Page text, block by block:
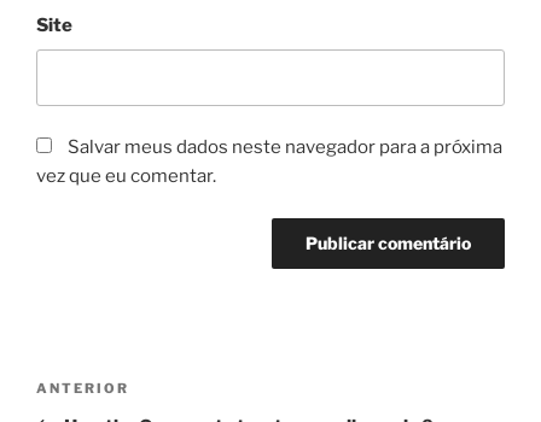
Site
Salvar meus dados neste navegador para a próxima
vez que eu comentar.
Post
ANTERIOR